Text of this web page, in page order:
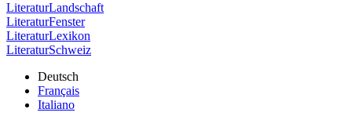
LiteraturLandschaft
LiteraturFenster
LiteraturLexikon
LiteraturSchweiz
Deutsch
Français
Italiano